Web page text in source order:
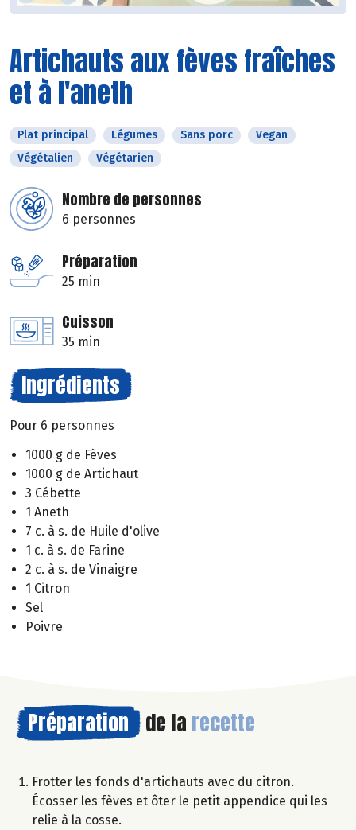
Artichauts aux fèves fraîches
et à l'aneth
Plat principal Légumes Sans porc
Vegan
Végétalien
Végétarien
Nombre de personnes
6 personnes
Préparation
25 min
Cuisson
35 min
Ingrédients
Pour 6 personnes
1000 g de Fèves
1000 g de Artichaut
3 Cébette
1 Aneth
7 c. à s. de Huile d'olive
1 c. à s. de Farine
2 c. à s. de Vinaigre
1 Citron
Sel
Poivre
Préparation de la recette
Frotter les fonds d'artichauts avec du citron.
Écosser les fèves et ôter le petit appendice qui les
relie à la cosse.